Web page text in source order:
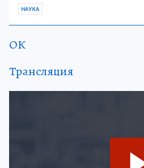
НАУКА
ОК
Трансляция